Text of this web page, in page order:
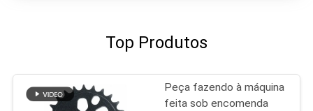
Top Produtos
Peça fazendo à máquina
feita sob encomenda